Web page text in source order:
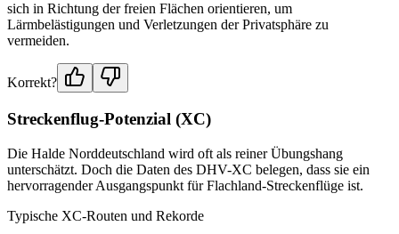
sich in Richtung der freien Flächen orientieren, um
Lärmbelästigungen und Verletzungen der Privatsphäre zu
vermeiden.
Korrekt?
Streckenflug-Potenzial (XC)
Die Halde Norddeutschland wird oft als reiner Übungshang
unterschätzt. Doch die Daten des DHV-XC belegen, dass sie ein
hervorragender Ausgangspunkt für Flachland-Streckenflüge ist.
Typische XC-Routen und Rekorde